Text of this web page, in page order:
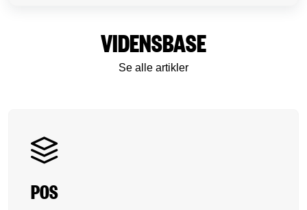
VIDENSBASE
Se alle artikler
POS